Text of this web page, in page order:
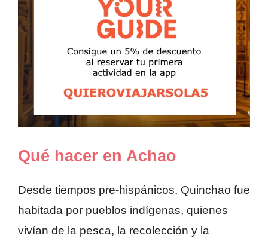
Qué hacer en Achao
Desde tiempos pre-hispánicos, Quinchao fue
habitada por pueblos indígenas, quienes
vivían de la pesca, la recolección y la